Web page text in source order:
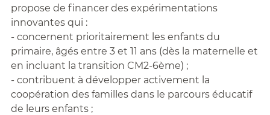
propose de financer des expérimentations
innovantes qui :
- concernent prioritairement les enfants du
primaire, âgés entre 3 et 11 ans (dès la maternelle et
en incluant la transition CM2-6ème) ;
- contribuent à développer activement la
coopération des familles dans le parcours éducatif
de leurs enfants ;